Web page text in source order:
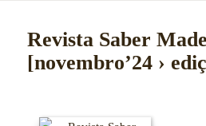
Revista Saber
[novembro’24 ›